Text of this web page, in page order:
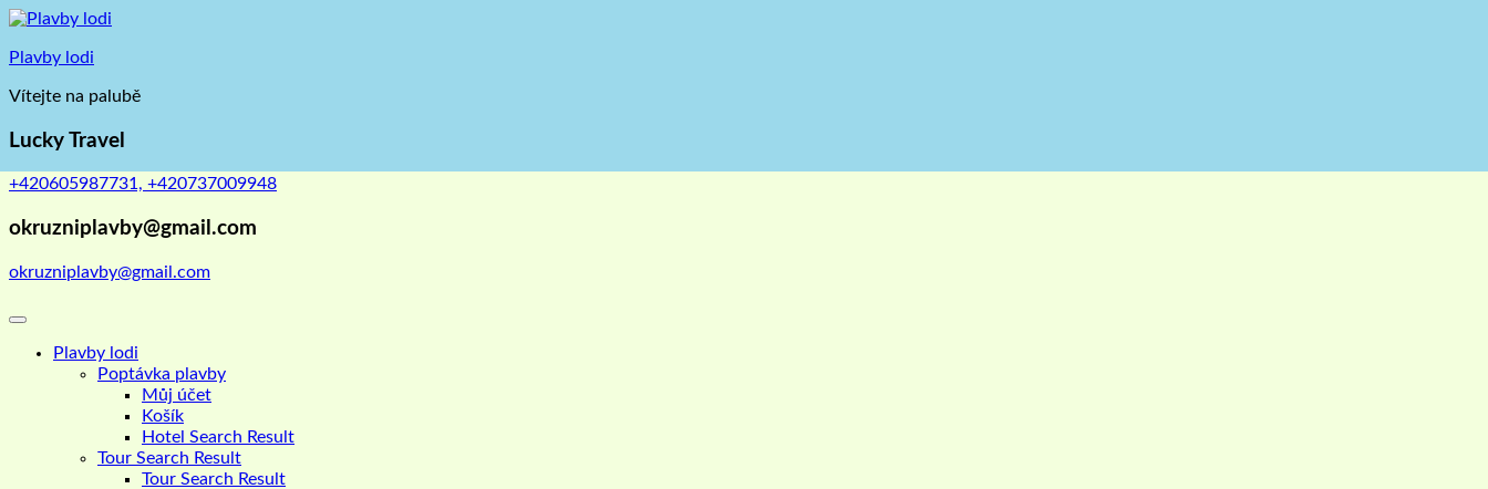
Skip
content
Plavby lodi
Vítejte na palubě
Lucky Travel
+420605987731, +420737009948
okruzniplavby@gmail.com
okruzniplavby@gmail.com
Plavby lodi
Poptávka plavby
Můj účet
Košík
Hotel Search Result
Tour Search Result
Tour Search Result